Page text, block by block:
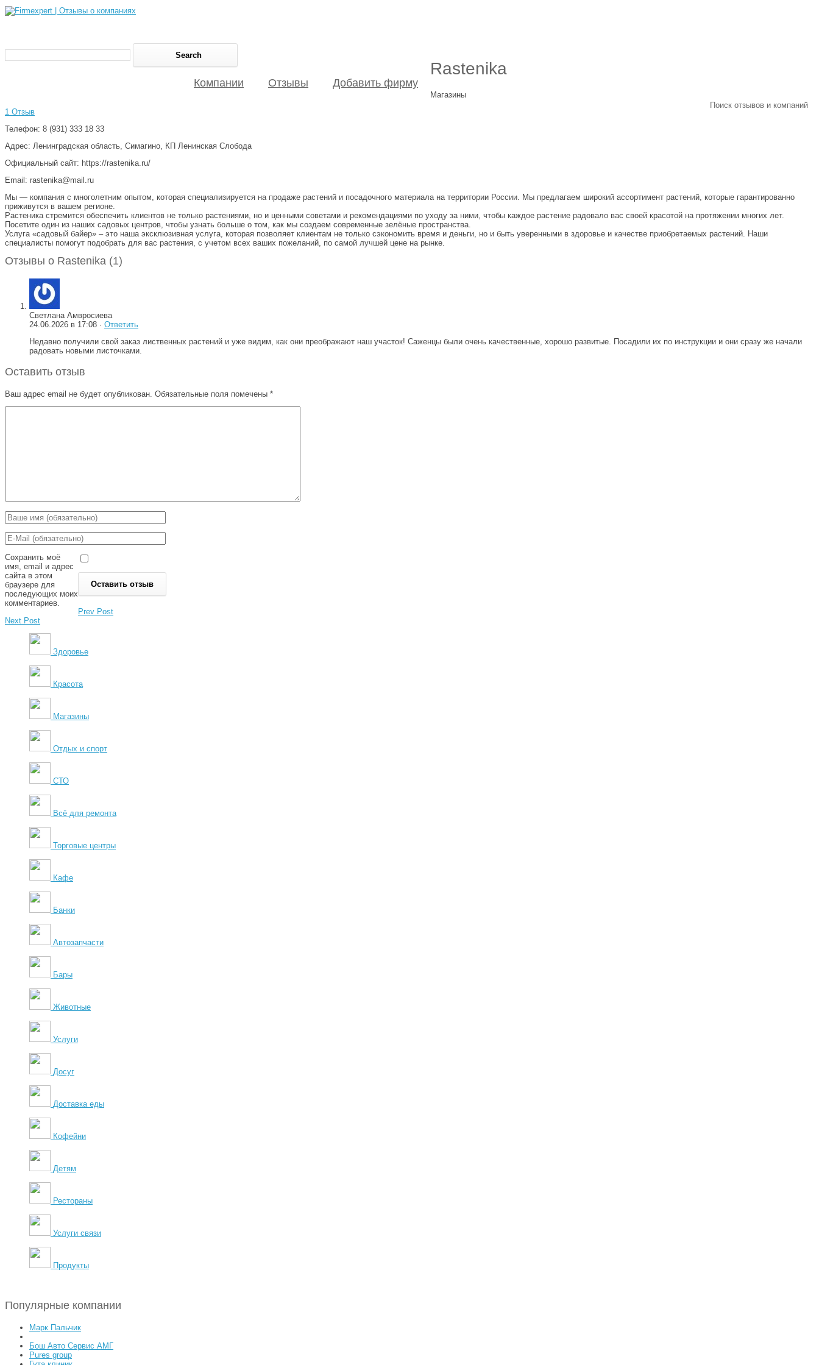
Поиск отзывов и компаний
Компании Отзывы Добавить фирму
Rastenika
Магазины
1 Отзыв
Телефон: 8 (931) 333 18 33
Адрес: Ленинградская область, Симагино, КП Ленинская Слобода
Официальный сайт: https://rastenika.ru/
Email: rastenika@mail.ru
Мы — компания с многолетним опытом, которая специализируется на продаже растений и посадочного материала на территории России. Мы предлагаем широкий ассортимент растений, которые гарантированно
приживутся в вашем регионе.
Растеника стремится обеспечить клиентов не только растениями, но и ценными советами и рекомендациями по уходу за ними, чтобы каждое растение радовало вас своей красотой на протяжении многих лет.
Посетите один из наших садовых центров, чтобы узнать больше о том, как мы создаем современные зелёные пространства.
Услуга «садовый байер» – это наша эксклюзивная услуга, которая позволяет клиентам не только сэкономить время и деньги, но и быть уверенными в здоровье и качестве приобретаемых растений. Наши
специалисты помогут подобрать для вас растения, с учетом всех ваших пожеланий, по самой лучшей цене на рынке.
Отзывы о Rastenika (1)
Светлана Амвросиева
24.06.2026 в 17:08 · Ответить
Недавно получили свой заказ лиственных растений и уже видим, как они преображают наш участок! Саженцы были очень качественные, хорошо развитые. Посадили их по инструкции и они сразу же начали
радовать новыми листочками.
Оставить отзыв
Ваш адрес email не будет опубликован. Обязательные поля помечены *
Сохранить моё
имя, email и адрес
сайта в этом
браузере для
последующих моих
комментариев.
Prev Post
Next Post
Здоровье
Красота
Магазины
Отдых и спорт
СТО
Всё для ремонта
Торговые центры
Кафе
Банки
Автозапчасти
Бары
Животные
Услуги
Досуг
Доставка еды
Кофейни
Детям
Рестораны
Услуги связи
Продукты
Популярные компании
Марк Пальчик
Бош Авто Сервис АМГ
Pures group